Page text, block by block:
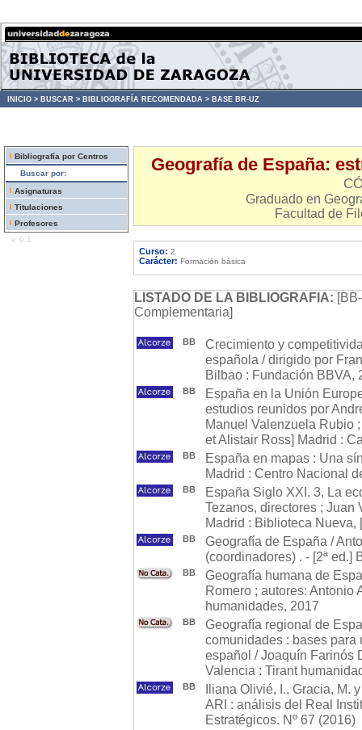
INICIO > BUSCAR > BIBLIOGRAFÍA RECOMENDADA > BASE BR-UZ
Bibliografía por Centros
Buscar por:
Asignaturas
Titulaciones
Profesores
v. 0.1
Geografía de España:
Graduado en
Facultad de
Curso: 2
Carácter: Formación básica
LISTADO DE LA BIBLIOGRAFIA:
Complementaria]
BB
Crecimiento y
española / dirigido por
Bilbao : Fundación BBVA,
BB
España en la Unión
estudios reunidos por
Manuel Valenzuela Rubio
et Alistair Ross] Madrid :
BB
España en mapas : Una
Madrid : Centro Nacional
BB
España Siglo XXI. 3, La
Tezanos, directores ; Juan
Madrid : Biblioteca Nueva,
BB
Geografía de España /
(coordinadores) . - [2ª ed.]
BB
Geografía humana de
Romero ; autores: Antonio
humanidades, 2017
BB
Geografía regional de
comunidades : bases
español / Joaquín Farinós
Valencia : Tirant
BB
Iliana Olivié, I., Gracia, M.
ARI : análisis del Real
Estratégicos. Nº 67 (2016)